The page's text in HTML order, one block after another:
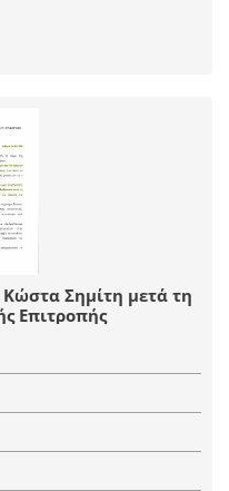
Σημίτη μετά τη
Επιτροπής